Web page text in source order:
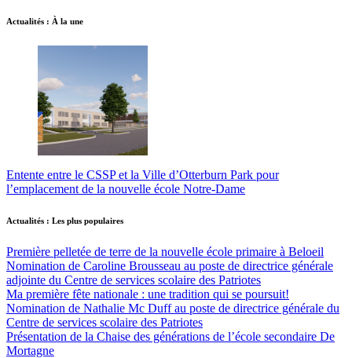
Actualités : À la une
Entente entre le CSSP et la Ville d’Otterburn Park pour
l’emplacement de la nouvelle école Notre-Dame
Actualités : Les plus populaires
Première pelletée de terre de la nouvelle école primaire à Beloeil
Nomination de Caroline Brousseau au poste de directrice générale
adjointe du Centre de services scolaire des Patriotes
Ma première fête nationale : une tradition qui se poursuit!
Nomination de Nathalie Mc Duff au poste de directrice générale du
Centre de services scolaire des Patriotes
Présentation de la Chaise des générations de l’école secondaire De
Mortagne